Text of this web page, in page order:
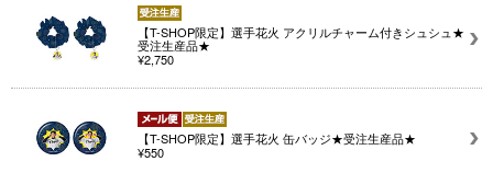
【T-SHOP限定】選手花火 アクリルチャーム付きシュシュ★
受注生産品★
¥2,750
【T-SHOP限定】選手花火 缶バッジ★受注生産品★
¥550